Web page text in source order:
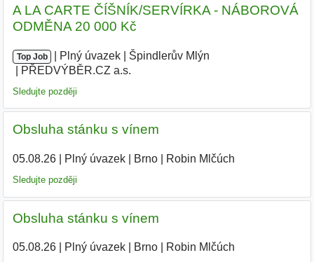
A LA CARTE ČÍŠNÍK/SERVÍRKA - NÁBOROVÁ
ODMĚNA 20 000 Kč
Top Job Plný úvazek Špindlerův Mlýn
PŘEDVÝBĚR.CZ a.s.
Sledujte později
Obsluha stánku s vínem
05.08.26| Plný úvazek| Brno| Robin Mlčúch
Sledujte později
Obsluha stánku s vínem
05.08.26| Plný úvazek| Brno| Robin Mlčúch